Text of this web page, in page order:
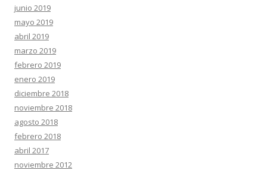
junio 2019
mayo 2019
abril 2019
marzo 2019
febrero 2019
enero 2019
diciembre 2018
noviembre 2018
agosto 2018
febrero 2018
abril 2017
noviembre 2012